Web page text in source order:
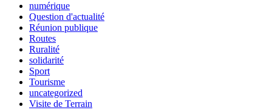
numérique
Question d'actualité
Réunion publique
Routes
Ruralité
solidarité
Sport
Tourisme
uncategorized
Visite de Terrain